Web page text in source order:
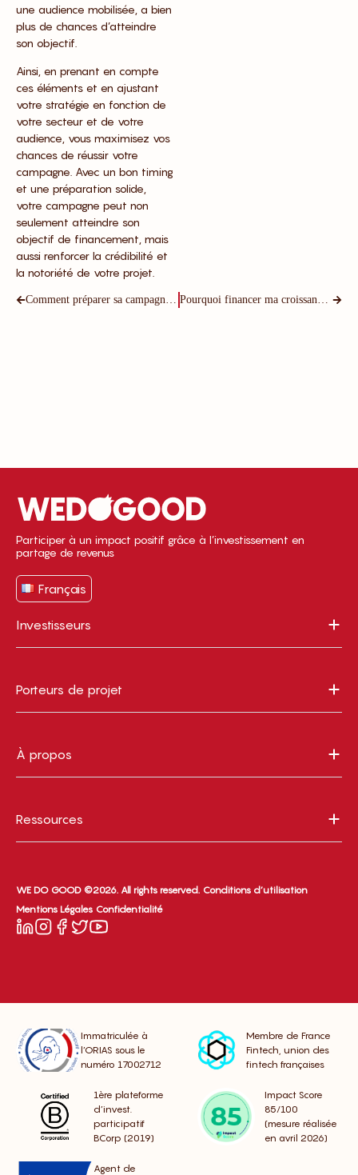
une audience mobilisée, a bien
plus de chances d’atteindre
son objectif.
Ainsi, en prenant en compte
ces éléments et en ajustant
votre stratégie en fonction de
votre secteur et de votre
audience, vous maximisez vos
chances de réussir votre
campagne. Avec un bon timing
et une préparation solide,
votre campagne peut non
seulement atteindre son
objectif de financement, mais
aussi renforcer la crédibilité et
la notoriété de votre projet.
Comment préparer sa campagne de crowdfunding Pourquoi financer ma croissance en partage de revenus ?
Participer à un impact positif grâce à l’investissement en
partage de revenus
Français
Investisseurs
Porteurs de projet
À propos
Ressources
WE DO GOOD ©2026. All rights reserved. Conditions d’utilisation
Mentions Légales Confidentialité
Immatriculée à
l’ORIAS sous le
numéro 17002712
Membre de France
Fintech, union des
fintech françaises
1ère plateforme
d’invest.
participatif
BCorp (2019)
Impact Score
85/100
(mesure réalisée
en avril 2026)
Agent de